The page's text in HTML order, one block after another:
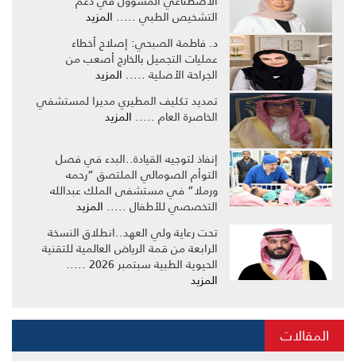
التشخيص الطبي ..... المزيد
د. فاطمة الصبحي: إصلاح أخطاء
عمليات التجميل بالخارج أصعب من
الجراحة الأصلية ..... المزيد
تمديد تكليف المطيري مديرا لمستشفي
الخاصرة العام ..... المزيد
إنفاذ لتوجيه القيادة..البدء في فصل
التوأم الصومالي الملتصق “رحمه
ورملا” في مستشفى الملك عبدالله
التخصصي للأطفال ..... المزيد
تحت رعاية ولي العهد..انطلاق النسخة
الرابعة من قمة الرياض العالمية للتقنية
الحيوية الطبية سبتمبر 2026 .....
المزيد
المقالات